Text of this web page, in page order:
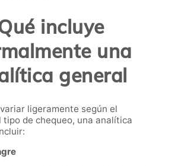
incluye
una
general
ligeramente según el
de chequeo, una analítica